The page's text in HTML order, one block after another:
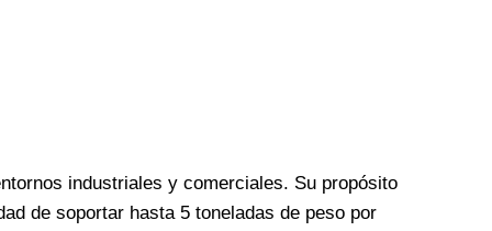
industriales y comerciales. Su propósito
de soportar hasta 5 toneladas de peso por